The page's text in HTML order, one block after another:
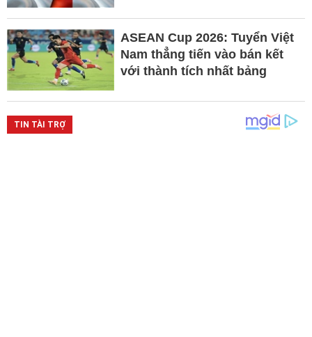
ASEAN Cup 2026: Tuyển Việt
Nam thẳng tiến vào bán kết
với thành tích nhất bảng